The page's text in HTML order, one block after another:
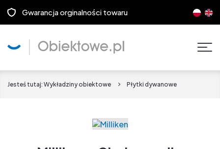
Gwarancja orginalności towaru
Jesteś tutaj: Wykładziny obiektowe Płytki dywanowe